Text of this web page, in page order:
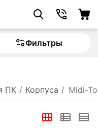
Фильтры
ПК / Корпуса / Midi-